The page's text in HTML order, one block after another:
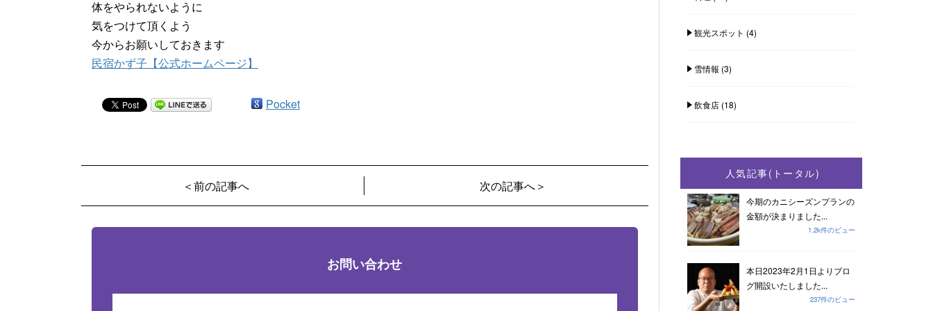
体をやられないように
気をつけて頂くよう
今からお願いしておきます
民宿かず子【公式ホームページ】
Pocket
＜前の記事へ 次の記事へ＞
お問い合わせ
観光スポット (4)
雪情報 (3)
飲食店(18)
人気記事(トータル)
今期のカニシーズンプランの
金額が決まりました...
1.2k件のビュー
本日2023年2月1日よりブロ
グ開設いたしました...
237件のビュー